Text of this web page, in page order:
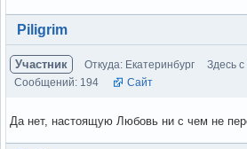
Вне форума
Piligrim
Участник Откуда: Екатеринбург
Здесь
Сообщений: 194
Сайт
Да нет, настоящую Любовь ни с чем не